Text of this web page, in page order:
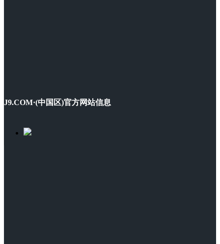
J9.COM·(中国区)官方网站信息